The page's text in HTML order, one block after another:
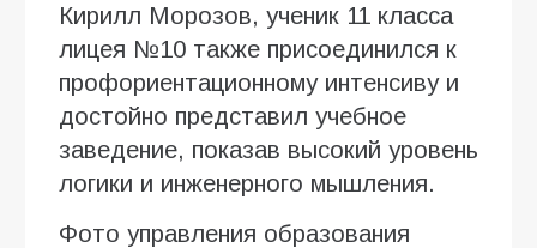
Кирилл Морозов, ученик 11 класса
лицея №10 также присоединился к
профориентационному интенсиву и
достойно представил учебное
заведение, показав высокий уровень
логики и инженерного мышления.
Фото управления образования